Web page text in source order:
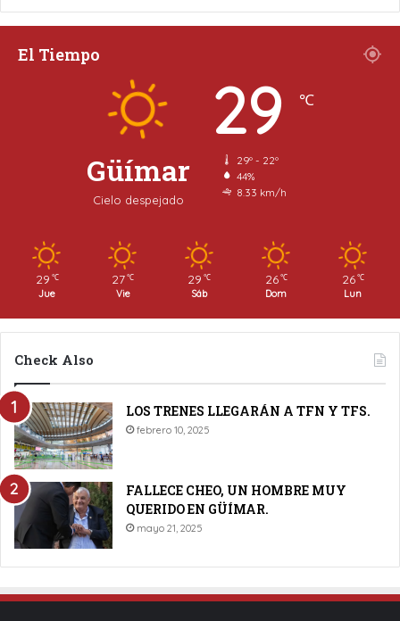
El Tiempo
Güímar
Cielo despejado
29 ℃
29º - 22º
44%
8.33 km/h
29 ℃
Jue
27 ℃
Vie
29 ℃
Sáb
26 ℃
Dom
26 ℃
Lun
Check Also
LOS TRENES LLEGARÁN A TFN Y TFS.
febrero 10, 2025
FALLECE CHEO, UN HOMBRE MUY
QUERIDO EN GÜÍMAR.
mayo 21, 2025